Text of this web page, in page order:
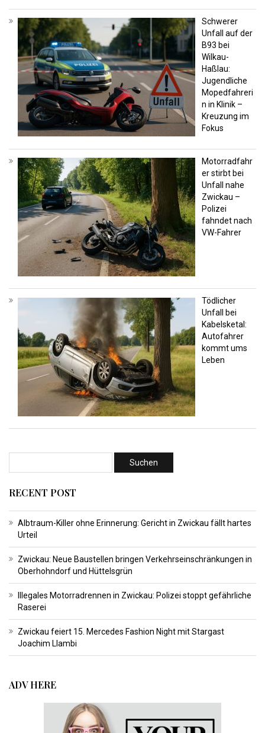
Schwerer
Unfall auf der
B93 bei
Wilkau-
Haßlau:
Jugendliche
Mopedfahreri
n in Klinik –
Kreuzung im
Fokus
Motorradfahr
er stirbt bei
Unfall nahe
Zwickau –
Polizei
fahndet nach
VW-Fahrer
Tödlicher
Unfall bei
Kabelsketal:
Autofahrer
kommt ums
Leben
RECENT POST
Albtraum-Killer ohne Erinnerung: Gericht in Zwickau fällt hartes
Urteil
Zwickau: Neue Baustellen bringen Verkehrseinschränkungen in
Oberhohndorf und Hüttelsgrün
Illegales Motorradrennen in Zwickau: Polizei stoppt gefährliche
Raserei
Zwickau feiert 15. Mercedes Fashion Night mit Stargast
Joachim Llambi
ADV HERE